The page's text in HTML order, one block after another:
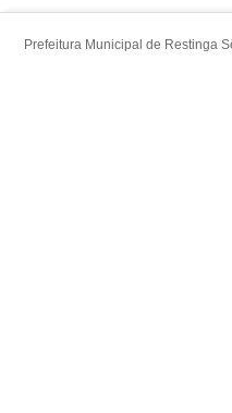
Prefeitura Municipal de Restinga